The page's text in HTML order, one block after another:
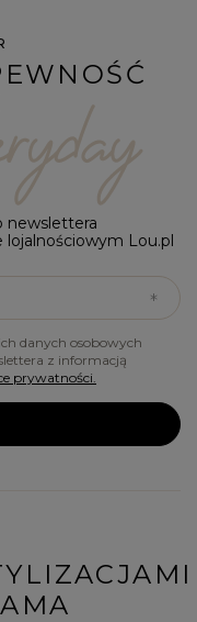
newslettera
Lou.pl
danych osobowych
z informacją
prywatności.